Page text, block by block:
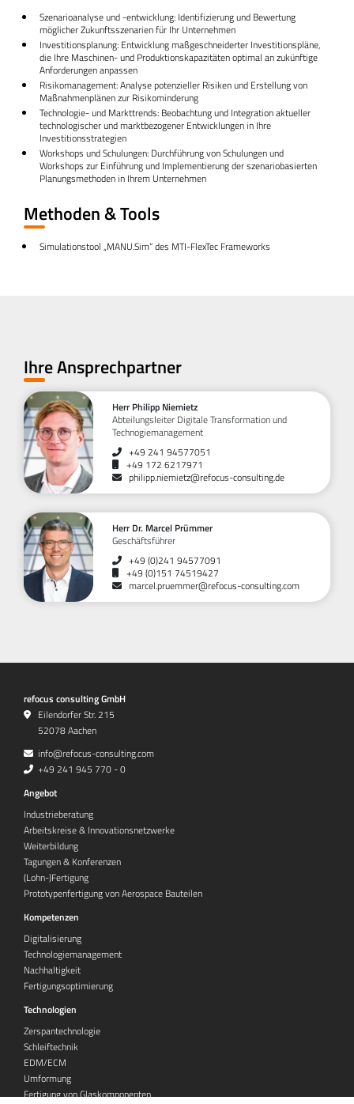
Szenarioanalyse und -entwicklung: Identifizierung und Bewertung
möglicher Zukunftsszenarien für Ihr Unternehmen
Investitionsplanung: Entwicklung maßgeschneiderter Investitionspläne,
die Ihre Maschinen- und Produktionskapazitäten optimal an zukünftige
Anforderungen anpassen
Risikomanagement: Analyse potenzieller Risiken und Erstellung von
Maßnahmenplänen zur Risikominderung
Technologie- und Markttrends: Beobachtung und Integration aktueller
technologischer und marktbezogener Entwicklungen in Ihre
Investitionsstrategien
Workshops und Schulungen: Durchführung von Schulungen und
Workshops zur Einführung und Implementierung der szenariobasierten
Planungsmethoden in Ihrem Unternehmen
Methoden & Tools
Simulationstool „MANU.Sim“ des MTI-FlexTec Frameworks
Ihre Ansprechpartner
Herr Philipp Niemietz
Abteilungsleiter Digitale Transformation und
Technogiemanagement
+49 241 94577051
+49 172 6217971
philipp.niemietz@refocus-consulting.de
Herr Dr. Marcel Prümmer
Geschäftsführer
+49 (0)241 94577091
+49 (0)151 74519427
marcel.pruemmer@refocus-consulting.com
refocus consulting GmbH
Eilendorfer Str. 215
52078 Aachen
info@refocus-consulting.com
+49 241 945 770 - 0
Angebot
Industrieberatung
Arbeitskreise & Innovationsnetzwerke
Weiterbildung
Tagungen & Konferenzen
(Lohn-)Fertigung
Prototypenfertigung von Aerospace Bauteilen
Kompetenzen
Digitalisierung
Technologiemanagement
Nachhaltigkeit
Fertigungsoptimierung
Technologien
Zerspantechnologie
Schleiftechnik
EDM/ECM
Umformung
Fertigung von Glaskomponenten